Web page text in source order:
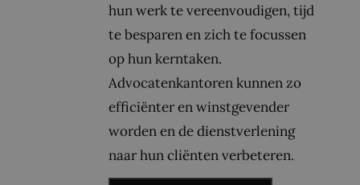
hun werk te vereenvoudigen, tijd
te besparen en zich te focussen
op hun kerntaken.
Advocatenkantoren kunnen zo
efficiënter en winstgevender
worden en de dienstverlening
naar hun cliënten verbeteren.